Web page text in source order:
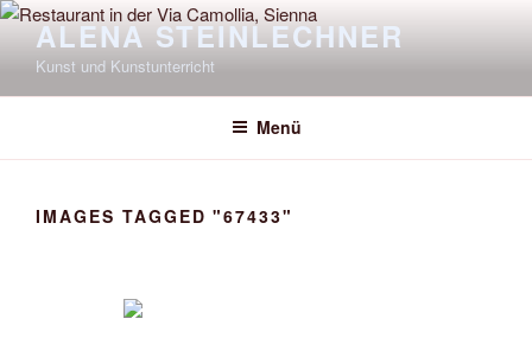
Zum
Inhalt
springen
ALENA STEINLECHNER
Kunst und Kunstunterricht
Menü
IMAGES TAGGED "67433"